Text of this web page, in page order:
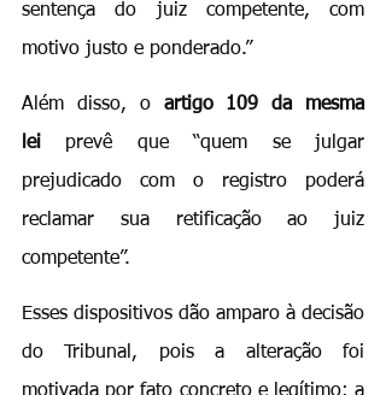
sentença do juiz competente, com
motivo justo e ponderado.”
Além disso, o artigo 109 da mesma
lei prevê que “quem se julgar
prejudicado com o registro poderá
reclamar sua retificação ao juiz
competente”.
Esses dispositivos dão amparo à decisão
do Tribunal, pois a alteração foi